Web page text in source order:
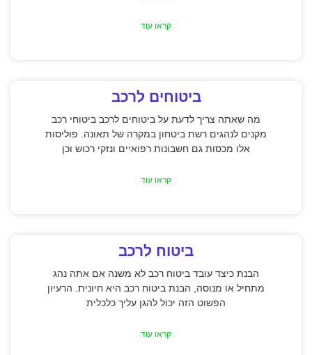
קראו עוד
ביטוחים לרכב
מה שאתה צריך לדעת על ביטוחים לרכב ביטוחי רכב
מקנים לנהגים רשת ביטחון במקרה של תאונה. פוליסות
אלו מכסות גם חשבונות רפואיים ונזקי רכוש וכן
קראו עוד
ביטוח לרכב
הבנת כיצד עובד ביטוח רכב לא משנה אם אתה נהג
מתחיל או מנוסה, הבנת ביטוח רכב היא חיונית. הרעיון
הפשוט הזה יכול להגן עליך כלכלית
קראו עוד